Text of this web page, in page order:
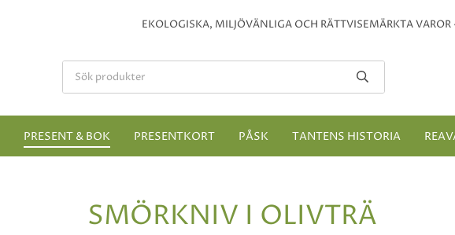
EKOLOGISKA, MILJÖVÄNLIGA OCH RÄTTVISEMÄRKTA VAROR
PRESENT & BOK PRESENTKORT PÅSK TANTENS HISTORIA
SMÖRKNIV I OLIVTRÄ